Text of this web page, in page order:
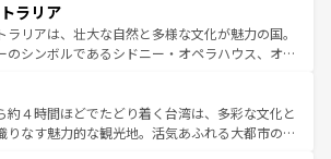
ーオーリンズでは、音楽と美食が融合した独特の
力。旅行者はアメリカの各地域で異なる魅力を楽
ら、その多様性と豊かな歴史を感じることができ
な旅のスタイルだ。 なお、新着のアメリカ
ンテンツ一覧を参照してほしい。
見逃せない。また、定番の観光地といえばオアフ
静かな自然を求めるならマウイ島やカウアイ島が
。エメラルドグリーンに輝く海をはじめ、豊かな
てなしの心で訪れる人々を迎えてくれるハワイの
いしいローカルフードやハワイアンミュージッ
的なフラダンスなど、すべてがハワイの魅力を彩
ラリア
ラリアは、壮大な自然と多様な文化が魅力の国。
のシンボルであるシドニー・オペラハウス、オー
フや大陸中央部にそびえるウルル（エアーズロッ
スマニアの美しい原生林やケアンズの熱帯雨林な
ころがたくさん。また、カフェやワイン、オージ
約４時間ほどでたどり着く台湾は、多彩な文化と
りなす魅力的な観光地。活気あふれる大都市の台